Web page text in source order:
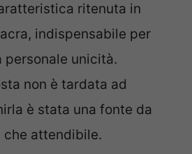
ritenuta in
indispensabile per
personale unicità.
non è tardata ad
è stata una fonte da
che attendibile.